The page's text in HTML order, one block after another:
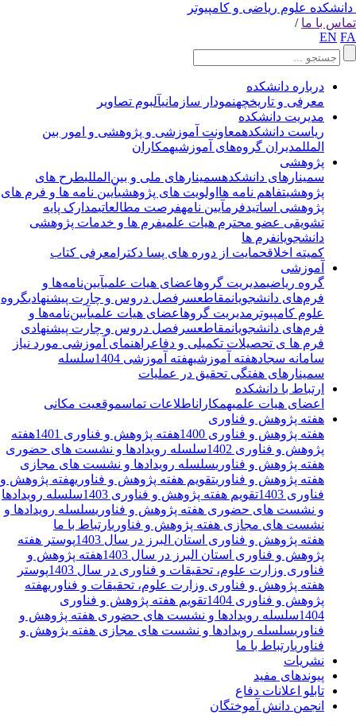
علوم ریاضی و کامپیوتر
با ما /
EN
درباره دانشکده
معرفی و تاریخچهنمودار سازمانیآلبوم تصاویر
مدیریت دانشکده
ریاست دانشکدهمعاونت آموزشی و پژوهشی و امور بین
المللمدیران گروه‌های آموزشیهمکاران
پژوهشی
سمینارهای دانشکدهسمینارهای ملی و بین‌المللیطرح های
پژوهشیتفاهم نامه هااولویت های پژوهشیآیین نامه ها و فرم های
پژوهشی اساتیدفرم آیین نامهفرصت مطالعاتیمدارک پایه
تشویقی عضو محترم هیات علمیفرم ها و خدمات پژوهشی
دانشجویانفرم ها
کمیته اخلاقحمایت از دوره های پسا دکترامعرفی کتاب
آموزشی
گروه ریاضیمدیریت گروهاعضای هیات علمیآیین‌نامه‌ها و
فرم‌های دانشجویانمقاطعسرفصل دروس و چارت پیشنهادیگروه
علوم کامپیوترمدیریت گروهاعضای هیات علمیآیین‌نامه‌ها و
فرم‌های دانشجویانمقاطعسرفصل دروس و چارت پیشنهادی
فرم ها ی تحصیلات تکمیلی و دفاعراهنمای آموزشی مورد نیاز
سامانه سجادهفته آموزشیهفته آموزشی 1404
سلسله
سمینارهای هفتگی تحقیق در عملیات
ارتباط با دانشکده
اعضای هیات علمیهمکاران اطلاعات تماسموقعیت مکانی
هفته پژوهش و فناوری
هفته پژوهش و فناوری 1400
هفته پژوهش و فناوری 1401
هفته
پژوهش و فناوری 1402
سلسله رویدادها و نشست های حضوری
هفته پژوهش و فناوریسلسله رویدادها و نشست های مجازی
هفته پژوهش و فناوریتقویم هفته پژوهش و فناوریهفته پژوهش و
فناوری 1403
تقویم هفته پژوهش و فناوری 1403
سلسله رویدادها
و نشست های حضوری هفته پژوهش و فناوریسلسله رویدادها و
نشست های مجازی هفته پژوهش و فناوریارتباط با ما
هفته پژوهش و فناوری استان البرز در سال 1403
پوستر هفته
پژوهش و فناوری استان البرز در سال 1403
هفته پژوهش و
فناوری وزارت علوم، تحقیقات و فناوری در سال 1403
پوستر
هفته پژوهش و فناوری وزارت علوم، تحقیقات و فناوریهفته
پژوهش و فناوری 1404
تقویم هفته پژوهش و فناوری
1404سلسله رویدادها و نشست های حضوری هفته پژوهش و
فناوریسلسله رویدادها و نشست های مجازی هفته یژوهش و
فناوریارتباط با ما
نشریات
پیوندهای مفید
تابلو اعلانات دفاع
انجمن دانش آموختگان